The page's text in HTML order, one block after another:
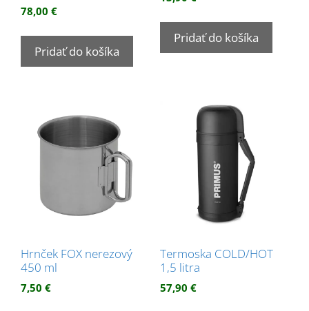
78,00 €
Pridať do košíka
Pridať do košíka
Hrnček FOX nerezový
450 ml
7,50 €
Termoska COLD/HOT
1,5 litra
57,90 €